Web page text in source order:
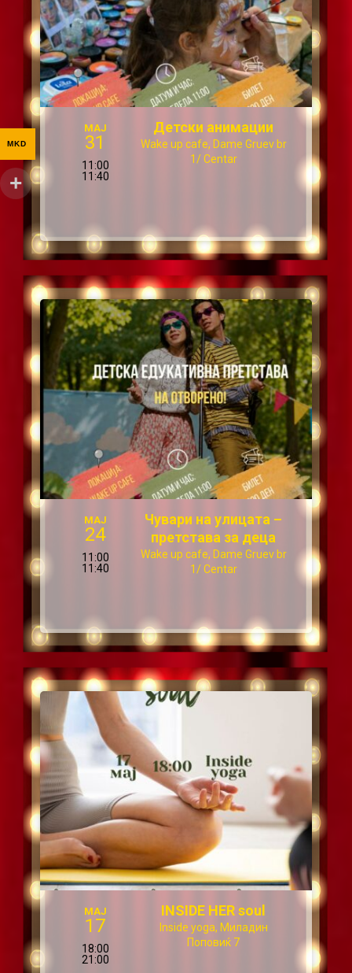
МАЈ
31
11:00
11:40
Детски анимации
Wake up cafe, Dame Gruev br
1/ Centar
МАЈ
24
11:00
11:40
Чувари на улицата –
претстава за деца
Wake up cafe, Dame Gruev br
1/ Centar
МАЈ
17
18:00
21:00
INSIDE HER soul
Inside yoga, Миладин
Поповиќ 7
MKD